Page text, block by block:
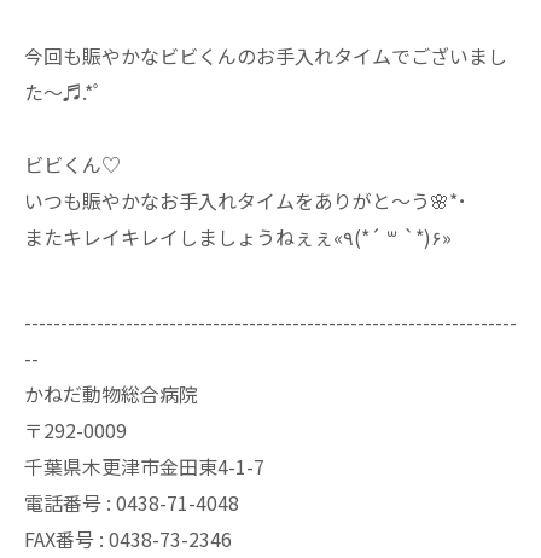
今回も賑やかなビビくんのお手入れタイムでございまし
た～♬.*ﾟ
ビビくん♡
いつも賑やかなお手入れタイムをありがと～う🌸*･
またキレイキレイしましょうねぇぇ«٩(*´ ꒳ `*)۶»
--------------------------------------------------------------------
--
かねだ動物総合病院
〒292-0009
千葉県木更津市金田東4-1-7
電話番号 : 0438-71-4048
FAX番号 : 0438-73-2346